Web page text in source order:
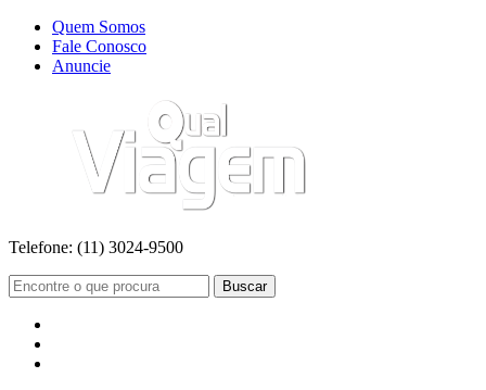
Quem Somos
Fale Conosco
Anuncie
Telefone: (11) 3024-9500
Buscar